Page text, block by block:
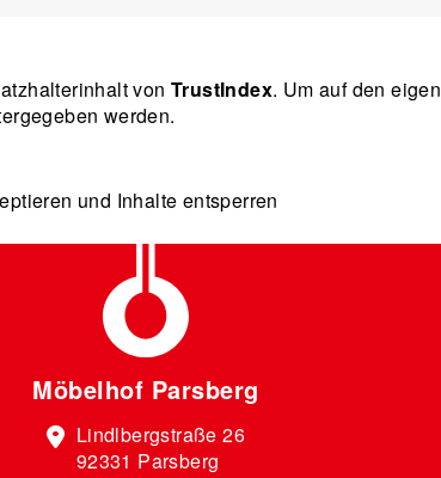
von TrustIndex. Um auf den
werden.
und Inhalte entsperren
Möbelhof Parsberg
Lindlbergstraße 26
92331 Parsberg